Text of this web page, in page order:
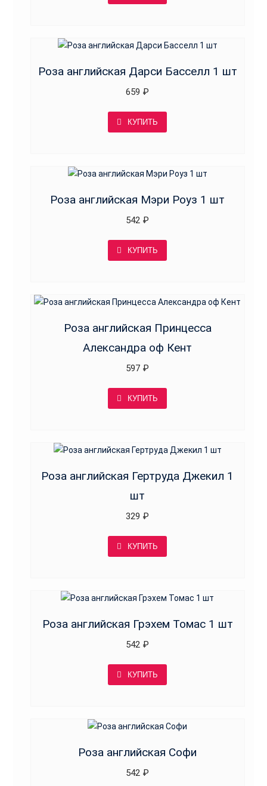
Роза английская Дарси Басселл 1 шт
659 ₽
КУПИТЬ
Роза английская Мэри Роуз 1 шт
542 ₽
КУПИТЬ
Роза английская Принцесса
Александра оф Кент
597 ₽
КУПИТЬ
Роза английская Гертруда Джекил 1
шт
329 ₽
КУПИТЬ
Роза английская Грэхем Томас 1 шт
542 ₽
КУПИТЬ
Роза английская Софи
542 ₽